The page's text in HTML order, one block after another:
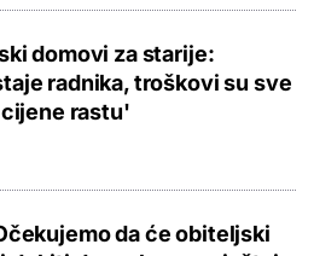
domovi za starije:
radnika, troškovi su sve
rastu'
da će obiteljski